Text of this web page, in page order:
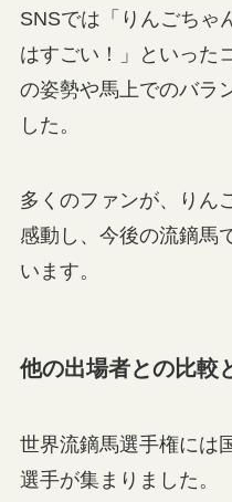
SNSでは「りんごちゃ
はすごい！」といった
の姿勢や馬上でのバラ
した。
多くのファンが、りん
感動し、今後の流鏑馬
います。
他の出場者との比較
世界流鏑馬選手権には
選手が集まりました。